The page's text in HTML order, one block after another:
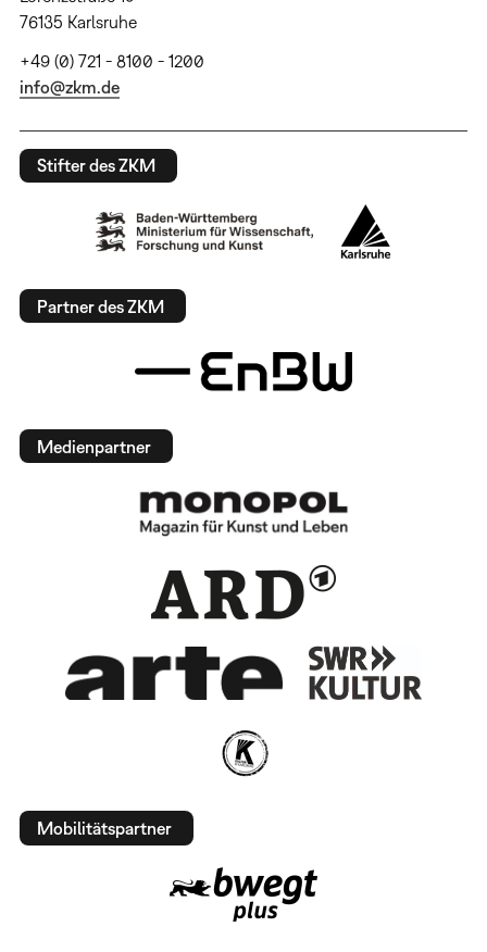
76135 Karlsruhe
+49 (0) 721 - 8100 - 1200
info@zkm.de
Stifter des ZKM
Partner des ZKM
Medienpartner
Mobilitätspartner